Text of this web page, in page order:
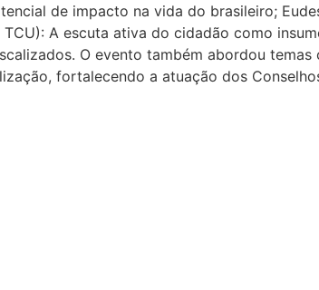
de impacto na vida do brasileiro;
A escuta ativa do cidadão como
O evento também abordou temas
fortalecendo a atuação dos